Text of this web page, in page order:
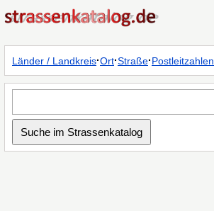
Länder / Landkreis·Ort·Straße·Postleitzahlen